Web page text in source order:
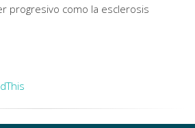
progresivo como la esclerosis